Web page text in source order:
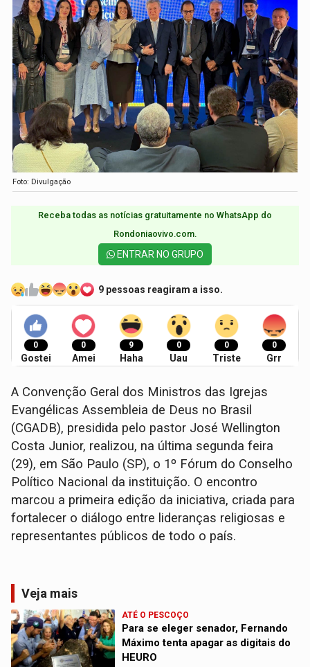
Foto: Divulgação
Receba todas as notícias gratuitamente no WhatsApp do
Rondoniaovivo.com.​
ENTRAR NO GRUPO
9 pessoas reagiram a isso.
0
Gostei
0
Amei
9
Haha
0
Uau
0
Triste
0
Grr
A Convenção Geral dos Ministros das Igrejas
Evangélicas Assembleia de Deus no Brasil
(CGADB), presidida pelo pastor José Wellington
Costa Junior, realizou, na última segunda feira
(29), em São Paulo (SP), o 1º Fórum do Conselho
Político Nacional da instituição. O encontro
marcou a primeira edição da iniciativa, criada para
fortalecer o diálogo entre lideranças religiosas e
representantes públicos de todo o país.
Veja mais
ATÉ O PESCOÇO
Para se eleger senador, Fernando
Máximo tenta apagar as digitais do
HEURO